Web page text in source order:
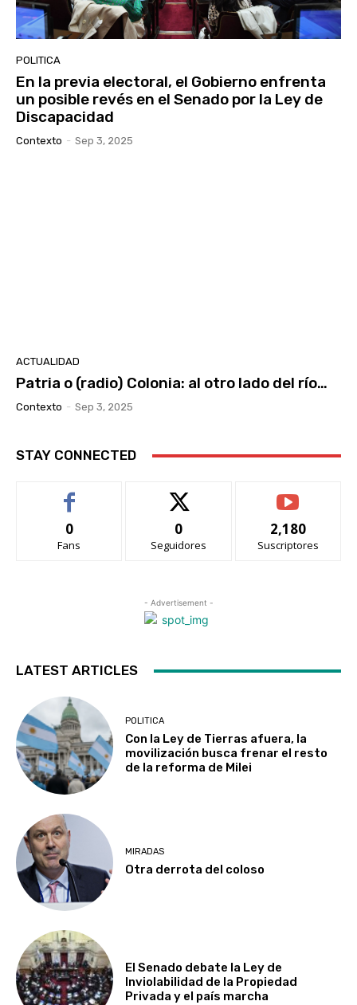
POLITICA
En la previa electoral, el Gobierno enfrenta
un posible revés en el Senado por la Ley de
Discapacidad
Contexto - Sep 3, 2025
ACTUALIDAD
Patria o (radio) Colonia: al otro lado del río…
Contexto - Sep 3, 2025
STAY CONNECTED
0
Fans
0
Seguidores
2,180
Suscriptores
- Advertisement -
LATEST ARTICLES
POLITICA
Con la Ley de Tierras afuera, la
movilización busca frenar el resto
de la reforma de Milei
MIRADAS
Otra derrota del coloso
El Senado debate la Ley de
Inviolabilidad de la Propiedad
Privada y el país marcha